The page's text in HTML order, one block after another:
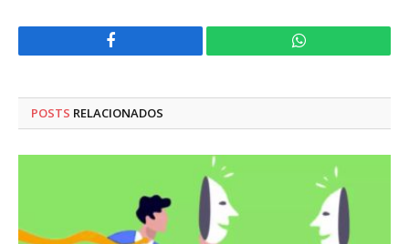
Facebook WhatsApp
POSTS RELACIONADOS